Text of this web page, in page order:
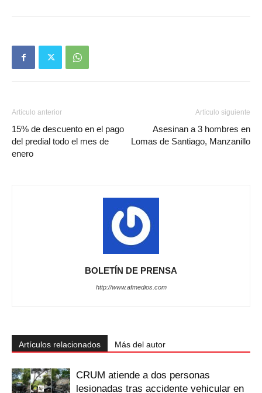
Artículo anterior
15% de descuento en el pago
del predial todo el mes de
enero
Artículo siguiente
Asesinan a 3 hombres en
Lomas de Santiago, Manzanillo
BOLETÍN DE PRENSA
http://www.afmedios.com
Artículos relacionados Más del autor
CRUM atiende a dos personas
lesionadas tras accidente vehicular en